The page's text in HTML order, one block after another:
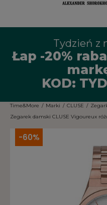
Tydzień z
Łap -20%
KOD:
Time&More / Marki / CLUSE /
Zegarek damski CLUSE Vigoureux
-60%